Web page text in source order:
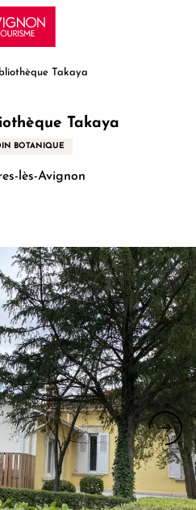
Takaya
Takaya
BOTANIQUE
lès-Avignon